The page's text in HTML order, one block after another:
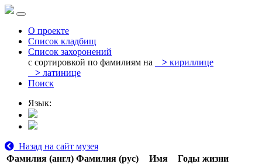
О проекте
Список кладбищ
Список захоронений
с сортировкой по фамилиям на
> кириллице
> латинице
Поиск
Язык:
Назад на сайт музея
Фамилия (англ) Фамилия (рус) Имя
Годы жизни